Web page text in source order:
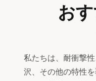
お
私たちは、耐衝撃
沢、その他の特性